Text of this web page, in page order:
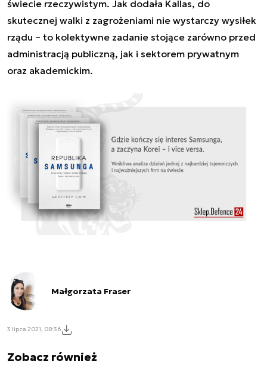
świecie rzeczywistym. Jak dodała Kallas, do
skutecznej walki z zagrożeniami nie wystarczy wysiłek
rządu – to kolektywne zadanie stojące zarówno przed
administracją publiczną, jak i sektorem prywatnym
oraz akademickim.
Małgorzata Fraser
3 lipca 2021, 08:36
Zobacz również